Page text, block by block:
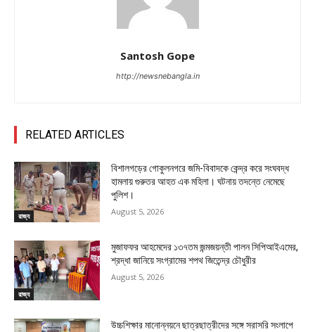
Santosh Gope
http://newsnebangla.in
RELATED ARTICLES
রাজ্য
বিশালগড়ের গোকুলনগরে জমি-বিবাদকে কেন্দ্র করে সংঘবদ্ধ
হামলায় গুরুতর আহত এক মহিলা। ঘটনায় তদন্তে নেমেছে
পুলিশ।
August 5, 2026
রাজ্য
মুজাফফর আহমেদের ১৩৭তম জন্মজয়ন্তী পালন সিপিআইএমের,
শ্রদ্ধা জানিয়ে সংগ্রামের শপথ জিতেন্দ্র চৌধুরীর
August 5, 2026
উচ্চশিক্ষার মানোন্নয়নে ছাত্রছাত্রীদের সঙ্গে সরাসরি সংলাপে